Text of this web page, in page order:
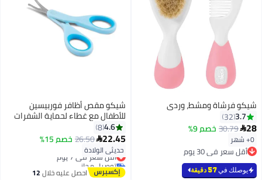
شيكو فرشاة ومشط، وردي
3.7
32
28
30.79خصم 9%
0+ شهر
أقل سعر في 30 يوم
أقل سعر في 30 يوم
يوصلك في57 دقيقة
شيكو مقص أظافر فوربيسين
للأطفال مع غطاء لحماية الشفرات
بلون أزرق
4.6
8
22.45
26.50خصم 15%
حديثي الولادة
أقل سعر في 7 يوم
توصيل مجاني
أقل سعر في 7 يوماحصل عليه خلال12